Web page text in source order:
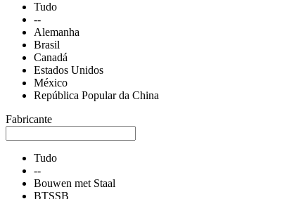
Tudo
--
Alemanha
Brasil
Canadá
Estados Unidos
México
República Popular da China
Fabricante
Tudo
--
Bouwen met Staal
BTSSB